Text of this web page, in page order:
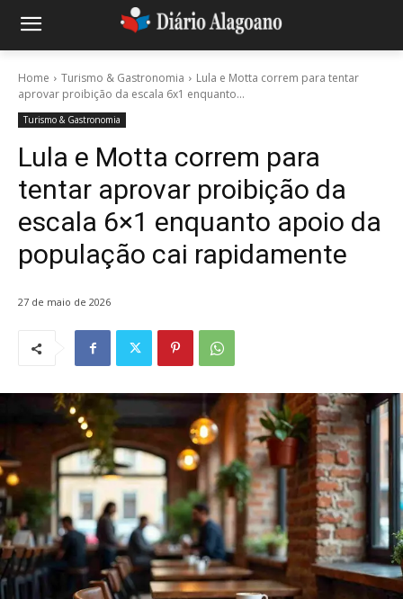
Home Turismo & Gastronomia
Lula e Motta correm para tentar
aprovar proibição da escala 6x1 enquanto...
Turismo & Gastronomia
Lula e Motta correm para
tentar aprovar proibição da
escala 6×1 enquanto apoio da
população cai rapidamente
27 de maio de 2026